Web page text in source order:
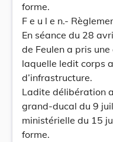
forme.
F e u l e n.-
En séance du 28
de Feulen a pris
laquelle ledit corps
d’infrastructure.
Ladite délibération
grand-ducal du 9
ministérielle du 15
forme.